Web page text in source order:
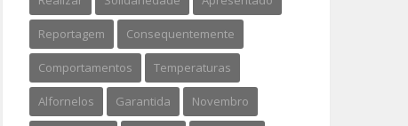
Reportagem Consequentemente
Comportamentos Temperaturas
Alfornelos Garantida Novembro